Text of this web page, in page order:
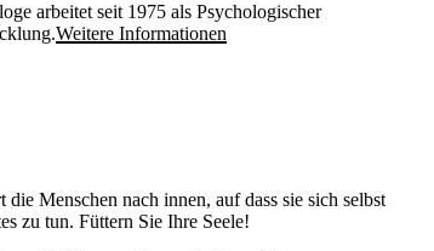
arbeitet seit 1975 als Psychologischer
Weitere Informationen
Menschen nach innen, auf dass sie sich selbst
zu tun. Füttern Sie Ihre Seele!